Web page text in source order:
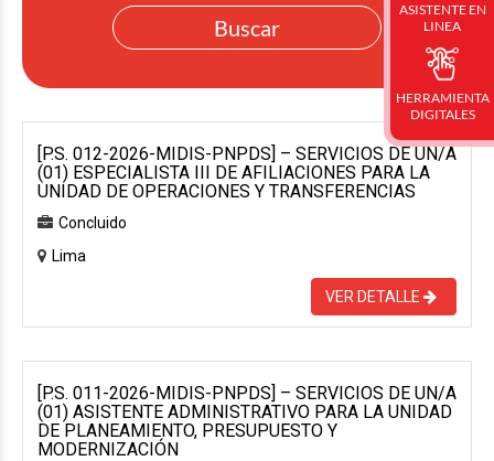
[P.S. 012-2026-MIDIS-PNPDS] – SERVICIOS DE UN/A
(01) ESPECIALISTA III DE AFILIACIONES PARA LA
UNIDAD DE OPERACIONES Y TRANSFERENCIAS
Concluido
Lima
VER DETALLE
[P.S. 011-2026-MIDIS-PNPDS] – SERVICIOS DE UN/A
(01) ASISTENTE ADMINISTRATIVO PARA LA UNIDAD
DE PLANEAMIENTO, PRESUPUESTO Y
MODERNIZACIÓN
ASISTENTE EN
LINEA
HERRAMIENTA
DIGITALES